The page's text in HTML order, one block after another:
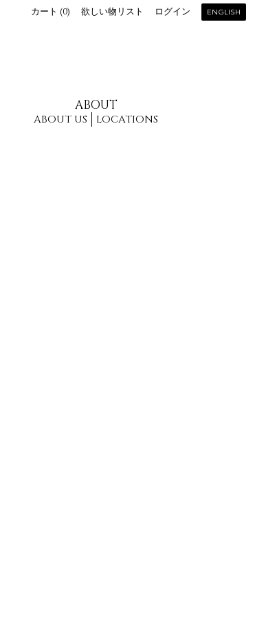
ABOUT
ABOUT US LOCATIONS
カート (0) 欲しい物リスト ログイン ENGLISH